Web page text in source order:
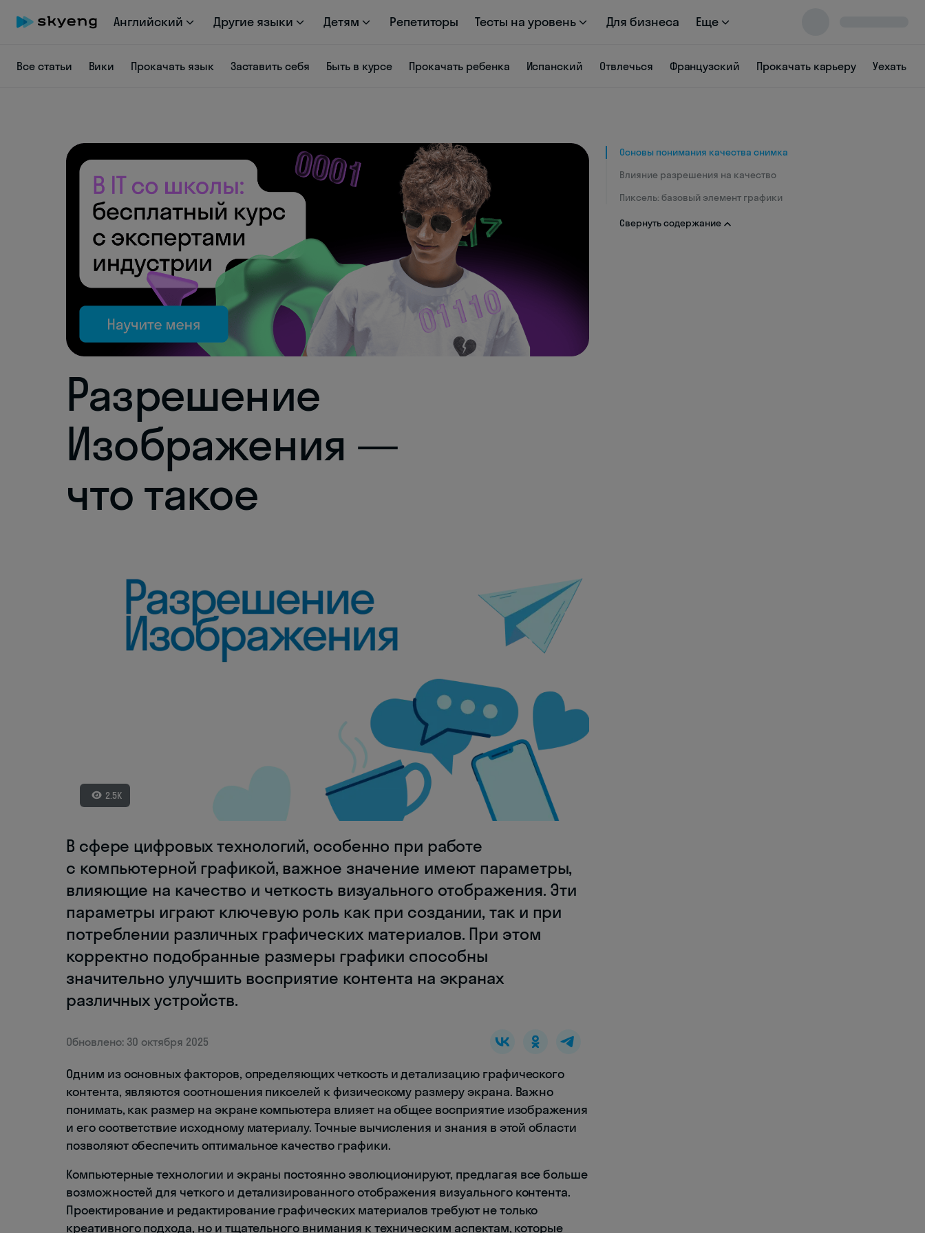
Английский Другие языки Детям Репетиторы Тесты на уровень Для бизнеса Еще
Все статьи Вики Прокачать язык Заставить себя Быть в курсе Прокачать ребенка Испанский Отвлечься Французский Прокачать карьеру Уехать
Разрешение
Изображения —
что такое
2.5K
В сфере цифровых технологий, особенно при работе
с компьютерной графикой, важное значение имеют параметры,
влияющие на качество и четкость визуального отображения. Эти
параметры играют ключевую роль как при создании, так и при
потреблении различных графических материалов. При этом
корректно подобранные размеры графики способны
значительно улучшить восприятие контента на экранах
различных устройств.
Обновлено: 30 октября 2025
Одним из основных факторов, определяющих четкость и детализацию графического
контента, являются соотношения пикселей к физическому размеру экрана. Важно
понимать, как размер на экране компьютера влияет на общее восприятие изображения
и его соответствие исходному материалу. Точные вычисления и знания в этой области
позволяют обеспечить оптимальное качество графики.
Компьютерные технологии и экраны постоянно эволюционируют, предлагая все больше
возможностей для четкого и детализированного отображения визуального контента.
Проектирование и редактирование графических материалов требуют не только
креативного подхода, но и тщательного внимания к техническим аспектам, которые
Основы понимания качества снимка
Влияние разрешения на качество
Пиксель: базовый элемент графики
Свернуть содержание